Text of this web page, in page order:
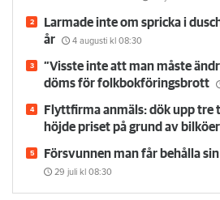
Larmade inte om spricka i
år
4 augusti kl 08:30
”Visste inte att man måste
döms för folkbokföringsbrott
Flyttfirma anmäls: dök upp tre
höjde priset på grund av bilköer
Försvunnen man får behålla
29 juli kl 08:30